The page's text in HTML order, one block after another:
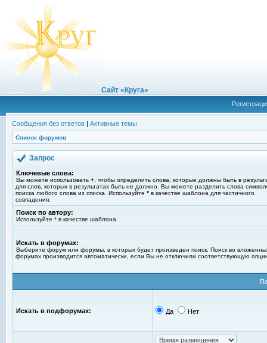
Сайт «Круга»
Сообщения без ответов | Активные темы
Список форумов
Запрос
Ключевые слова:
Вы можете использовать + , чтобы определить слова, которые должны быть в
для слов, которых в результатах быть не должно. Вы можете разделить слова
поиска любого слова из списка. Используйте * в качестве шаблона для частичного
совпадения.
Поиск по автору:
Используйте * в качестве шаблона.
Искать в форумах:
Выберите форум или форумы, в которых будет произведен поиск. Поиск во
форумах производится автоматически, если Вы не отключили соответствующую
Искать в подфорумах: Да Нет